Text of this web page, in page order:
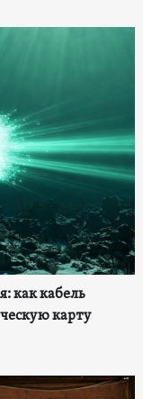
как кабель
карту